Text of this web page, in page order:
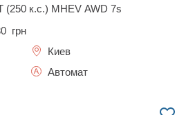
(250 к.с.) MHEV AWD 7s
грн
Киев
Автомат